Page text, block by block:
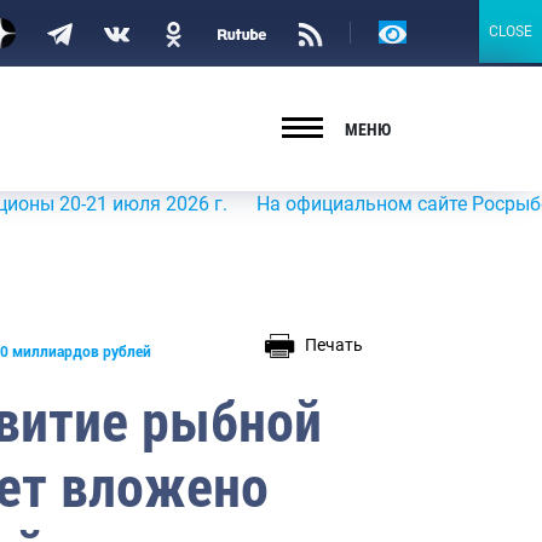
Версия
МЕНЮ
21 июля 2026 г. На официальном сайте
миллиардов рублей Печать
рыбной
вложено
CLOSE
CLOSE